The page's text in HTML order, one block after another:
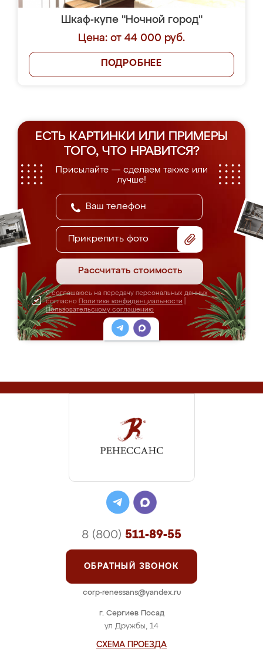
Шкаф-купе "Ночной город"
Цена: от 44 000 руб.
ПОДРОБНЕЕ
ЕСТЬ КАРТИНКИ ИЛИ ПРИМЕРЫ
ТОГО, ЧТО НРАВИТСЯ?
Присылайте — сделаем также или
лучше!
Прикрепить фото
Рассчитать стоимость
Я соглашаюсь на передачу персональных данных
согласно Политике конфиденциальности
Пользовательскому соглашению
г. Сергиев Посад
ул Дружбы, 14
СХЕМА ПРОЕЗДА
8 (800) 511-89-55
ОБРАТНЫЙ ЗВОНОК
corp-renessans@yandex.ru